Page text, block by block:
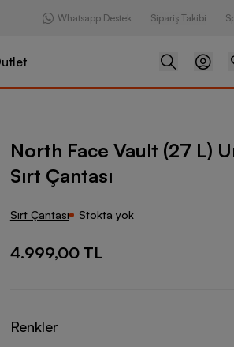
Whatsapp Destek Sipariş Takibi
(27 L) Unisex Sırt Çantası
North Face Vault (27 L)
Sırt Çantası
Sırt Çantası Stokta yok
4.999,00 TL
Renkler